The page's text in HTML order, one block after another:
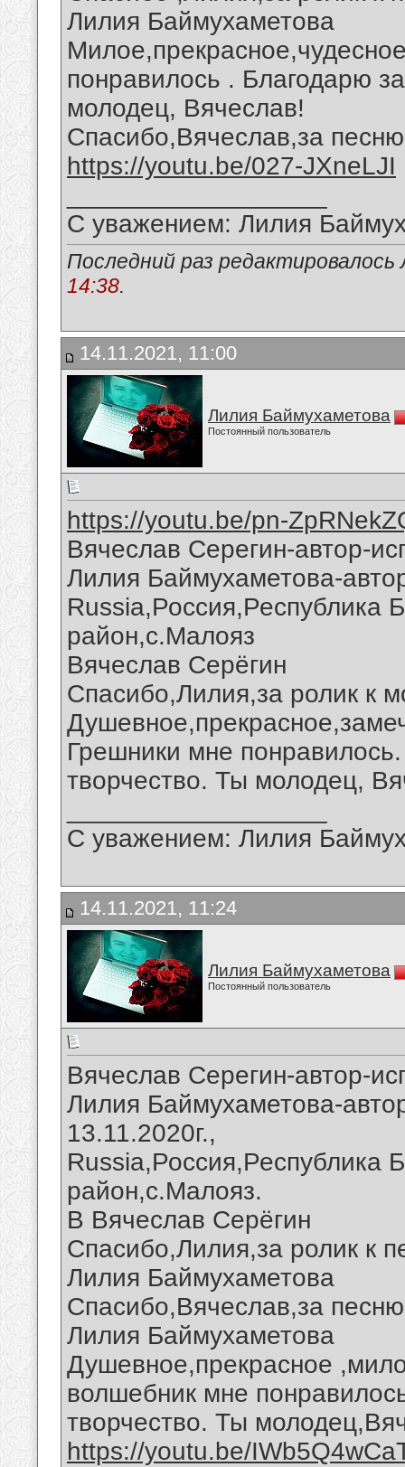
Лилия Баймухаметова
понравилось . Благодарю
молодец, Вячеслав!
Спасибо,Вячеслав,за
https://youtu.be/027-JXneLJI
С уважением: Лилия
Последний раз
14:38.
14.11.2021, 11:00
Лилия Баймухаметова
Постоянный пользователь
https://youtu.be/pn-
Вячеслав Серегин-автор-
Лилия Баймухаметова-
Russia,Россия,Республика
район,с.Малояз
Вячеслав Серёгин
Спасибо,Лилия,за ролик к
Грешники мне
творчество. Ты молодец,
С уважением: Лилия
14.11.2021, 11:24
Лилия Баймухаметова
Постоянный пользователь
Вячеслав Серегин-автор-
Лилия Баймухаметова-
13.11.2020г.,
Russia,Россия,Республика
район,с.Малояз.
В Вячеслав Серёгин
Спасибо,Лилия,за ролик к
Лилия Баймухаметова
Спасибо,Вячеслав,за
Лилия Баймухаметова
Душевное,прекрасное
волшебник мне
творчество. Ты
https://youtu.be/